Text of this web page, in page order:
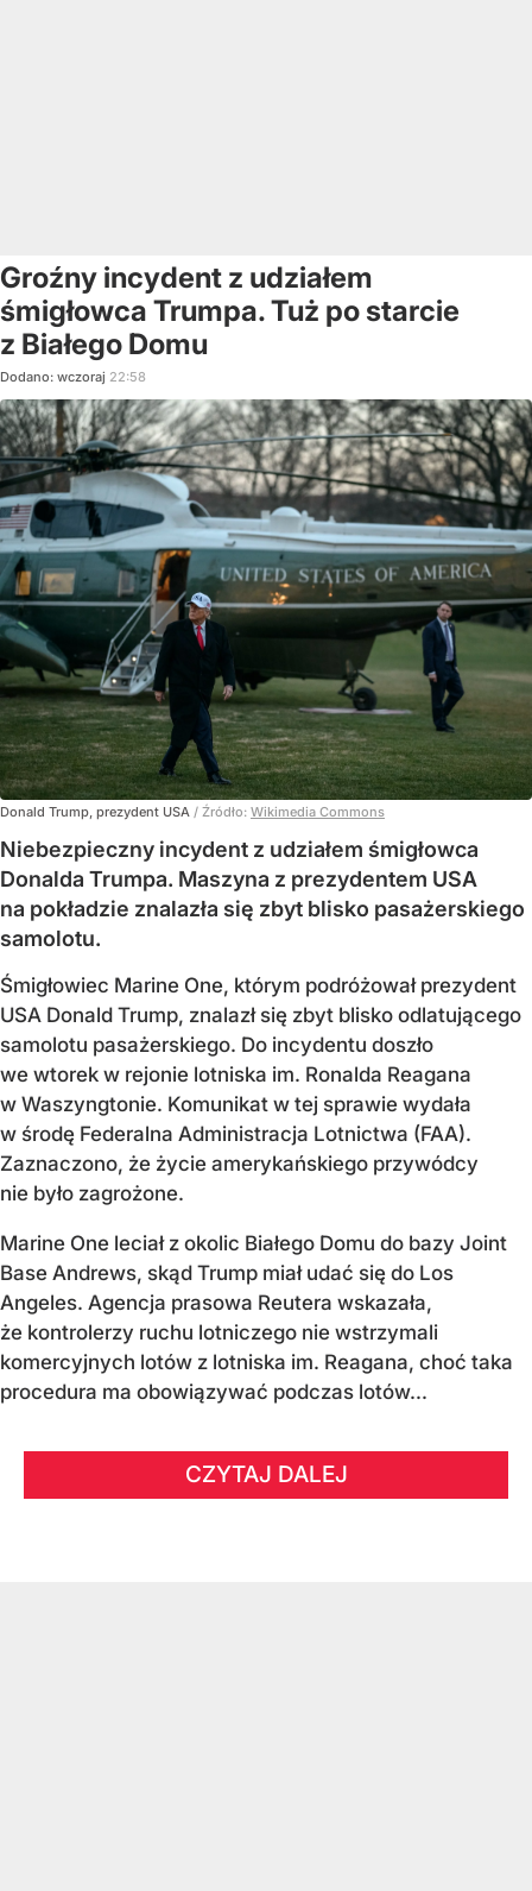
Groźny incydent z udziałem
śmigłowca Trumpa. Tuż po starcie
z Białego Domu
Dodano: wczoraj 22:58
Donald Trump, prezydent USA / Źródło: Wikimedia Commons
Niebezpieczny incydent z udziałem śmigłowca
Donalda Trumpa. Maszyna z prezydentem USA
na pokładzie znalazła się zbyt blisko pasażerskiego
samolotu.
Śmigłowiec Marine One, którym podróżował prezydent
USA Donald Trump, znalazł się zbyt blisko odlatującego
samolotu pasażerskiego. Do incydentu doszło
we wtorek w rejonie lotniska im. Ronalda Reagana
w Waszyngtonie. Komunikat w tej sprawie wydała
w środę Federalna Administracja Lotnictwa (FAA).
Zaznaczono, że życie amerykańskiego przywódcy
nie było zagrożone.
Marine One leciał z okolic Białego Domu do bazy Joint
Base Andrews, skąd Trump miał udać się do Los
Angeles. Agencja prasowa Reutera wskazała,
że kontrolerzy ruchu lotniczego nie wstrzymali
komercyjnych lotów z lotniska im. Reagana, choć taka
procedura ma obowiązywać podczas lotów...
CZYTAJ DALEJ